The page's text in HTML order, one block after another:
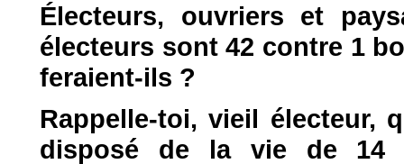
Électeurs, ouvriers et
électeurs sont 42 contre 1
feraient-ils ?
Rappelle-toi, vieil électeur,
disposé de la vie de 14